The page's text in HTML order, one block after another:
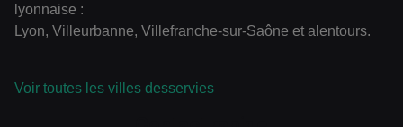
lyonnaise :
Lyon, Villeurbanne, Villefranche-sur-Saône et alentours.
Voir toutes les villes desservies